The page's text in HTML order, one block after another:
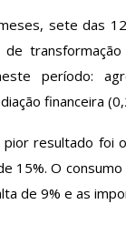
sete das
período:
financeira
resultado foi
15%. O
de 9% e as
IMPRENSA